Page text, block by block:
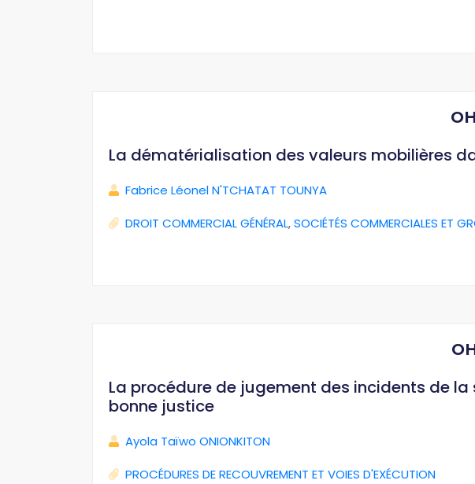
La dématérialisation des valeurs mobilières
Fabrice Léonel N'TCHATAT TOUNYA
DROIT COMMERCIAL GÉNÉRAL,SOCIÉTÉS COMMERCIALES ET
La procédure de jugement des incidents de
bonne justice
Ayola Taïwo ONIONKITON
PROCÉDURES DE RECOUVREMENT ET VOIES D'EXÉCUTION